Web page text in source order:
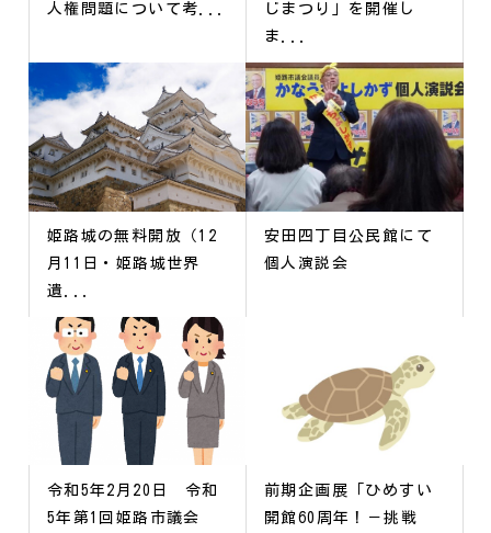
人権問題について考...
じまつり」を開催し
ま...
姫路城の無料開放（12
月11日・姫路城世界
遺...
安田四丁目公民館にて
個人演説会
令和5年2月20日 令和
5年第1回姫路市議会
前期企画展「ひめすい
開館60周年！－挑戦